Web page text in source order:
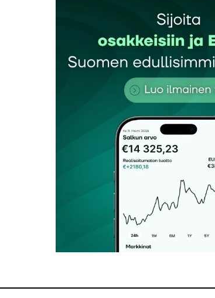
Pakolliset kentät on